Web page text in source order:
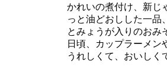
かれいの煮付け、新じ
っと油どおしした一品
とみょうが入りのおみ
日頃、カップラーメン
うれしくて、おいしく